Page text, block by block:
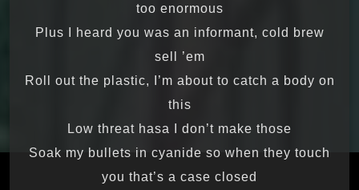
too enormous
Plus I heard you was an informant, cold brew
sell ’em
Roll out the plastic, I’m about to catch a body on
this
Low threat hasa I don’t make those
Soak my bullets in cyanide so when they touch
you that’s a case closed